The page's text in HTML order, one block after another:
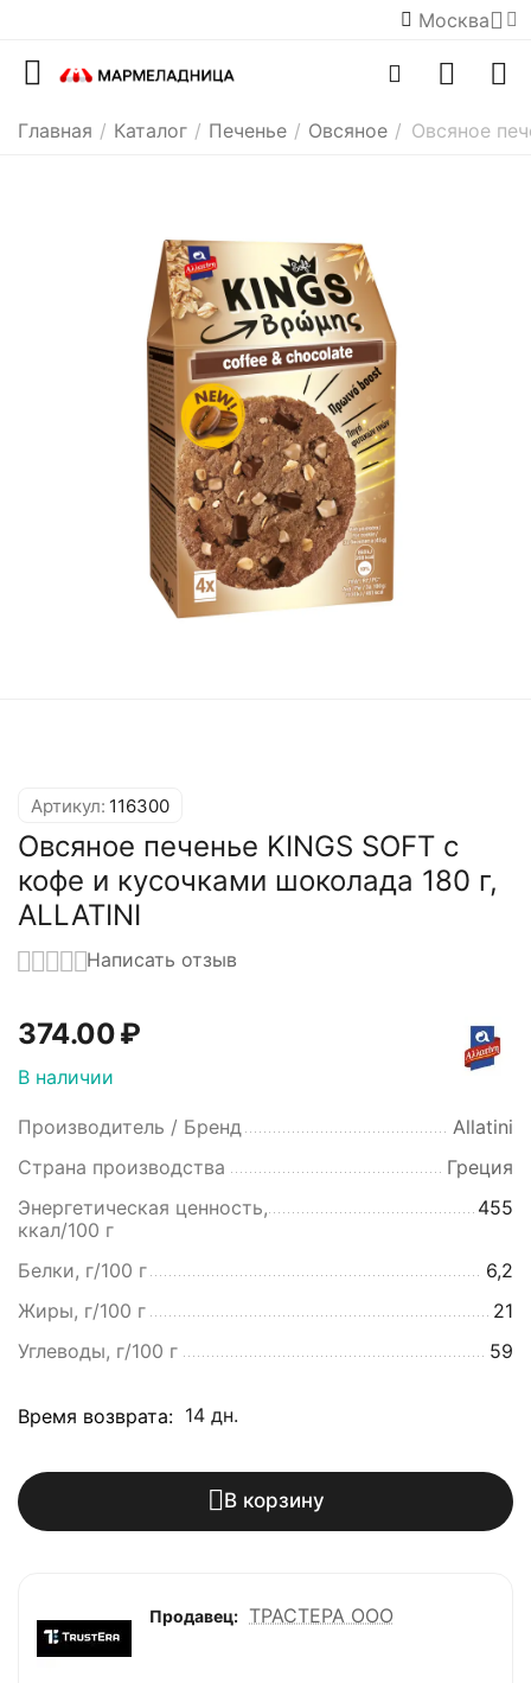
Москва
Главная / Каталог / Печенье / Овсяное / Овсяное
Артикул: 116300
Овсяное печенье KINGS SOFT с
кофе и кусочками шоколада 180 г,
ALLATINI
Написать отзыв
374.00₽
В наличии
Производитель / Бренд
Allatini
Страна производства
Греция
Энергетическая ценность,
ккал/100 г
455
Белки, г/100 г
6,2
Жиры, г/100 г
21
Углеводы, г/100 г
59
Время возврата: 14 дн.
В корзину
Продавец: ТРАСТЕРА ООО